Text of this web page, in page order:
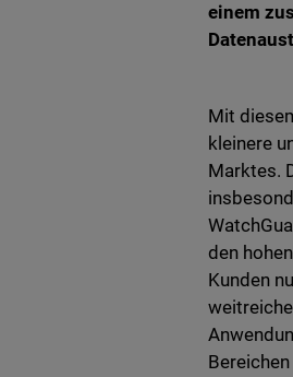
einem
Mit
kleinere
Marktes.
den
Kunden